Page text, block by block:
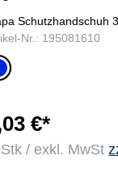
Schutzhandschuh
Nr.: 195081610
€*
/ exkl. MwSt